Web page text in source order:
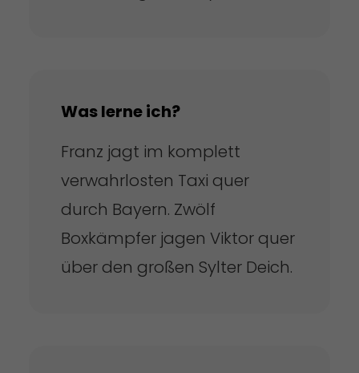
Was lerne ich?
Franz jagt im komplett
verwahrlosten Taxi quer
durch Bayern. Zwölf
Boxkämpfer jagen Viktor quer
über den großen Sylter Deich.